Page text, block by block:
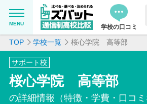
MENU 学校の口コミ
資料請求リスト
めて資料請求でき
MENU
学校を探したい
通信制高校について知りた
TOP 学校一覧 桜心学院 高等部
サポート校
桜心学院 高等部
の詳細情報（特徴・学費・口コミ